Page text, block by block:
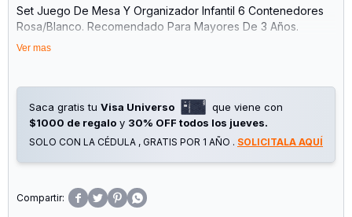
Set Juego De Mesa Y Organizador Infantil 6 Contenedores
Rosa/Blanco. Recomendado Para Mayores De 3 Años.
Incluye Una Mesa De Juegos De Madera, Dos Sillas A Juego
Responsabilidad E Independencia Mientras Juega, Come Y
Limpia Solo.
Peso 16kg. Material: Mdf 78.8% - Madera 21% - Fabric 0.1% -
Hardware 0.1%. Medidas Producto Ensamblado:
Ver mas
Saca gratis tu Visa Universo
que viene con
$1000 de regalo y 30% OFF todos los jueves.
SOLO CON LA CÉDULA , GRATIS POR 1 AÑO . SOLICITALA AQUÍ
   